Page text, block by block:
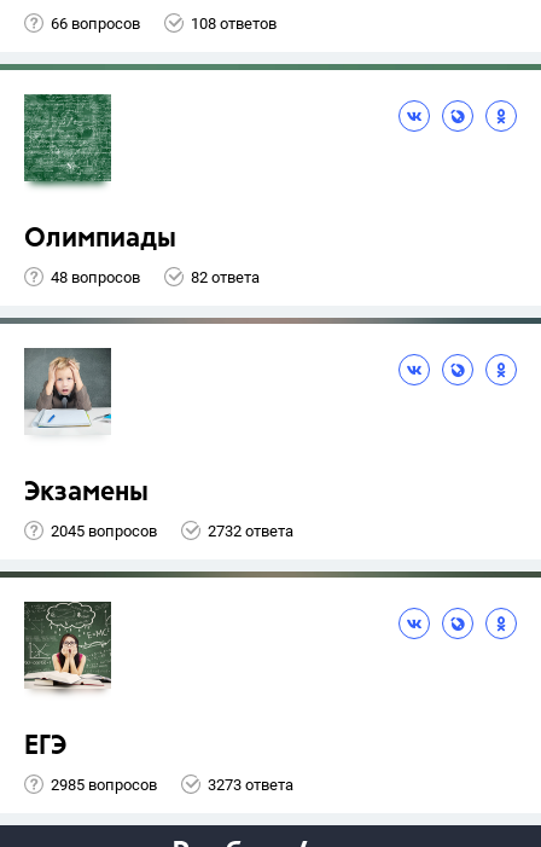
66 вопросов 108 ответов
Олимпиады
48 вопросов 82 ответа
Экзамены
2045 вопросов 2732 ответа
ЕГЭ
2985 вопросов 3273 ответа